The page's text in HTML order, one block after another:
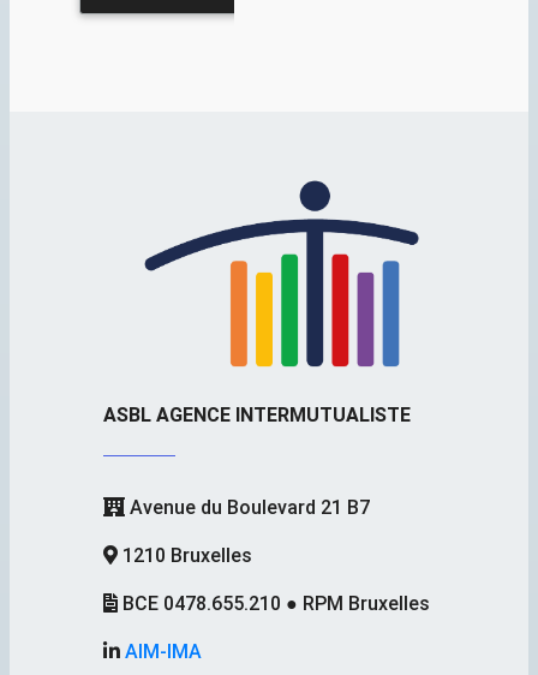
ASBL AGENCE INTERMUTUALISTE
Avenue du Boulevard 21 B7
1210 Bruxelles
BCE 0478.655.210 ● RPM Bruxelles
AIM-IMA